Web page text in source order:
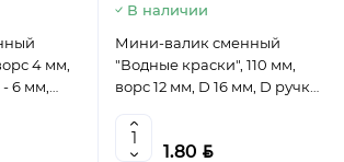
4 мм,
6 мм,
В наличии
Мини-валик сменный
"Водные краски", 110 мм,
ворс 12 мм, D 16 мм, D ручки
80582
1.80 BYN